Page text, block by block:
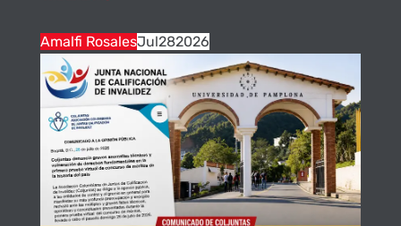
Amalfi RosalesJul282026